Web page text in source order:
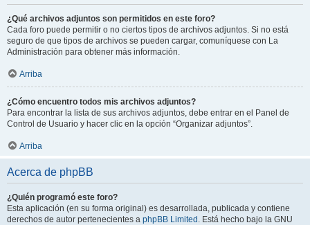
¿Qué archivos adjuntos son permitidos en este foro?
Cada foro puede permitir o no ciertos tipos de archivos adjuntos. Si no está
seguro de que tipos de archivos se pueden cargar, comuníquese con La
Administración para obtener más información.
Arriba
¿Cómo encuentro todos mis archivos adjuntos?
Para encontrar la lista de sus archivos adjuntos, debe entrar en el Panel de
Control de Usuario y hacer clic en la opción “Organizar adjuntos”.
Arriba
Acerca de phpBB
¿Quién programó este foro?
Esta aplicación (en su forma original) es desarrollada, publicada y contiene
derechos de autor pertenecientes a phpBB Limited . Está hecho bajo la GNU